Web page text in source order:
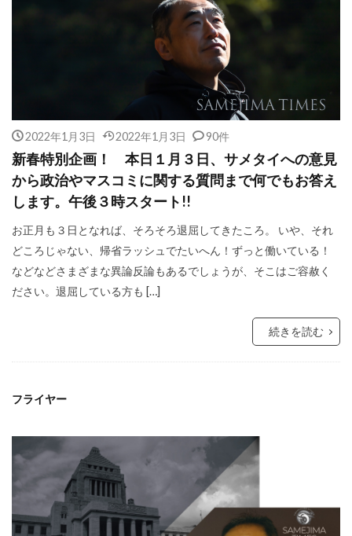
2022年1月3日 2022年1月3日 90件
新春特別企画！ 本日１月３日、サメタイへの意見
から政治やマスコミに関する質問まで何でもお答え
します。午後３時スタート!!
お正月も３日となれば、そろそろ退屈してきたころ。 いや、それ
どころじゃない、帰省ラッシュでたいへん！ずっと働いている！
などなどさまざまな異論反論もあるでしょうが、そこはご容赦く
ださい。退屈している方も […]
続きを読む
フライヤー